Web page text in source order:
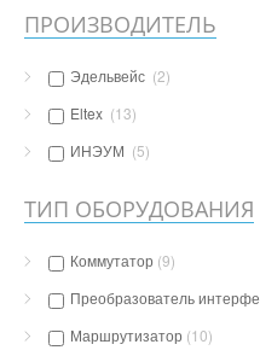
ПРОИЗВОДИТЕЛЬ
Эдельвейс (2)
Eltex (13)
ИНЭУМ (5)
ТИП ОБОРУДОВАНИЯ
Коммутатор (9)
Преобразователь
Маршрутизатор (10)